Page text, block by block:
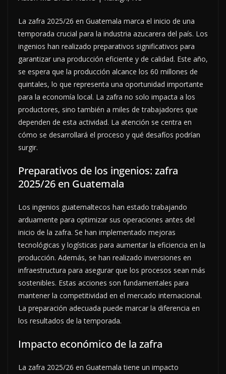
La zafra 2025/26 en Guatemala marca el inicio de una
temporada crucial para la industria azucarera del país. Los
ingenios han realizado preparativos significativos para
garantizar una producción eficiente y de calidad. Este año,
se espera que la producción alcance los 60 millones de
quintales, lo que representa una oportunidad importante
para la economía local. La zafra no solo impacta a los
productores, sino también a miles de trabajadores que
dependen de esta actividad. La atención se centra en
cómo se desarrollará el proceso y qué desafíos podrían
surgir.
Preparativos de los ingenios: zafra
2025/26 en Guatemala
Los ingenios guatemaltecos han estado trabajando
arduamente para optimizar sus operaciones antes del
inicio de la zafra. Se han implementado mejoras
tecnológicas y logísticas para aumentar la eficiencia en la
producción. Además, se han realizado inversiones en
infraestructura para asegurar que los procesos sean más
sostenibles. Estas acciones son fundamentales para
mantener la competitividad en el mercado internacional.
La preparación adecuada puede marcar la diferencia en
los resultados de la temporada.
Impacto económico de la zafra
La zafra 2025/26 en Guatemala tiene un impacto